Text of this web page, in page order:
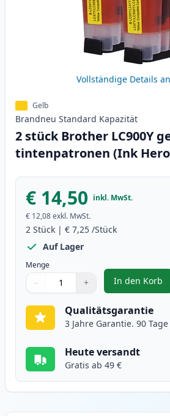
Vollständige Details
Gelb
Brandneu Standard Kapazität
2 stück Brother LC900Y
tintenpatronen (Ink
€ 14,50 inkl. MwSt.
€ 12,08exkl. MwSt.
2 Stück | € 7,25 /Stück
Auf Lager
Menge
Verwenden Sie die Tasten, um
− +
1
In den Korb
, 2
Qualitätsgarantie
3 Jahre Garantie. 90
Heute versandt
Gratis ab 49 €